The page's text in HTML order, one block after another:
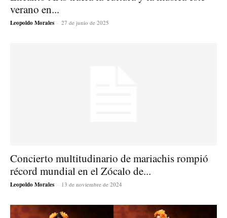
verano en...
Leopoldo Morales - 27 de junio de 2025
Concierto multitudinario de mariachis rompió
récord mundial en el Zócalo de...
Leopoldo Morales - 13 de noviembre de 2024